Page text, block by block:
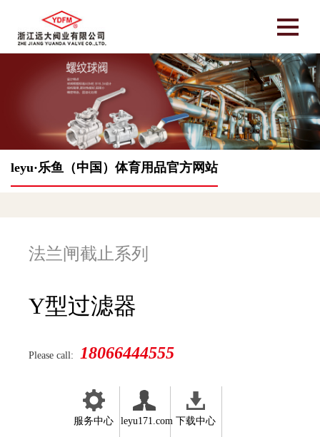
leyu·乐鱼（中国）体育用品官方网站
法兰闸截止系列
Y型过滤器
Please call: 18066444555
服务中心 leyu171.com 下载中心